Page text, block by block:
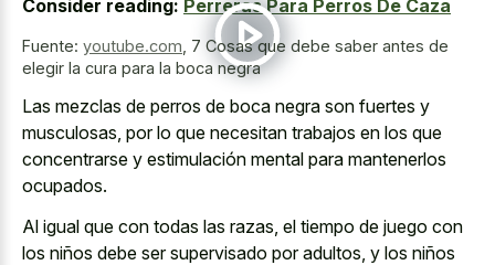
Consider reading: Perreras Para Perros De Caza
Fuente: youtube.com 7 Cosas que debe saber antes de
elegir la cura para la boca negra
Las mezclas de perros de boca negra son fuertes y
musculosas, por lo que necesitan trabajos en los que
concentrarse y estimulación mental para mantenerlos
ocupados.
Al igual que con todas las razas, el tiempo de juego con
los niños debe ser supervisado por adultos, y los niños